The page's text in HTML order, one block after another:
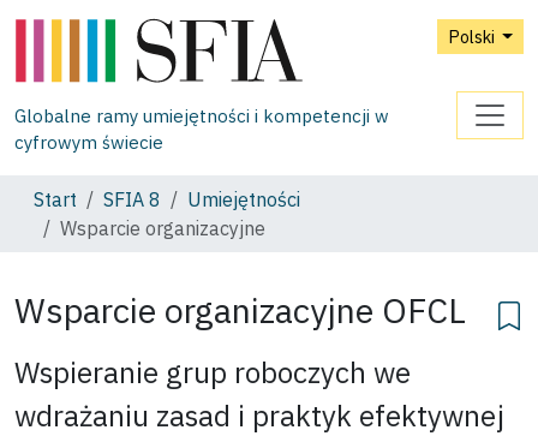
Polski
Globalne ramy umiejętności i kompetencji w
cyfrowym świecie
Start SFIA 8
Umiejętności
Wsparcie organizacyjne
Wsparcie organizacyjne OFCL
Wspieranie grup roboczych we
wdrażaniu zasad i praktyk efektywnej